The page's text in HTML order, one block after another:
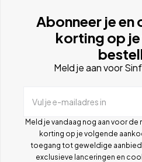
Abonneer je en
korting op
Meld je aan voor
Vul je e-mailadres in
Meld je vandaag nog aan voor
korting op je volgende
toegang tot geweldige
exclusieve lanceringen en